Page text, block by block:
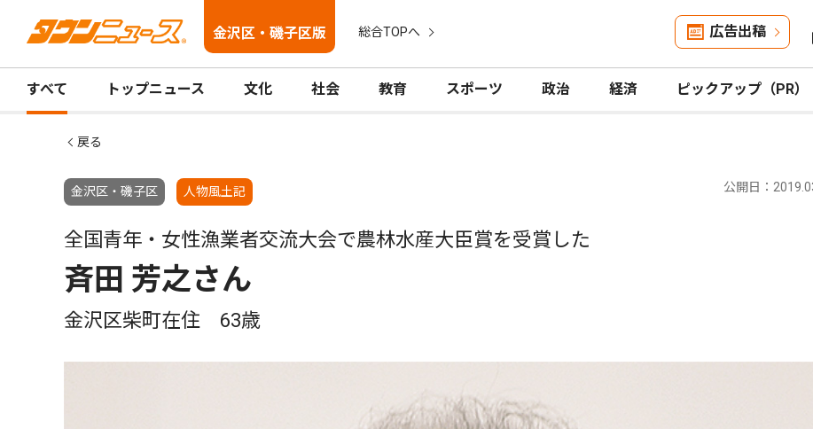
金沢区・磯子区版 総合TOPへ 広告出稿
すべて トップニュース 文化 社会 教育 スポーツ 政治 経済 ピックアップ（PR）
戻る
金沢区・磯子区 人物風土記 公開日：
全国青年・女性漁業者交流大会で農林水産大臣賞を受賞した
斉田 芳之さん
金沢区柴町在住 63歳